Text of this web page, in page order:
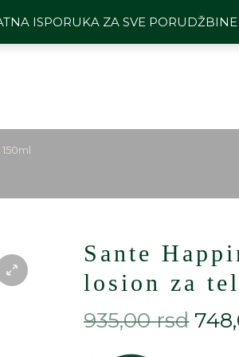
ISPORUKA ZA SVE
1101 494
Sante
losion za
935,00rsd